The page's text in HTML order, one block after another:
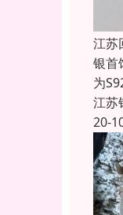
江苏
银首
为
江苏
20-